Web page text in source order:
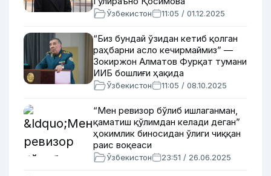
Ўзбекистон 11:05 / 01.12.2025
“Биз бундай ўзидан кетиб қолган
раҳбарни асло кечирмаймиз” —
Зокиржон Алматов Фурқат тумани
ИИБ бошлиғи ҳақида
Ўзбекистон 11:05 / 08.10.2025
“Мен ревизор бўлиб ишлаганман,
қаматиш қўлимдан келади деган”
ҳокимлик биносидан ўлиги чиққан
раис воқеаси
Ўзбекистон 23:51 / 26.06.2025